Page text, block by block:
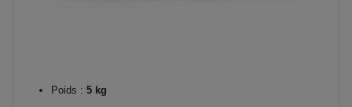
Poids : 5 kg